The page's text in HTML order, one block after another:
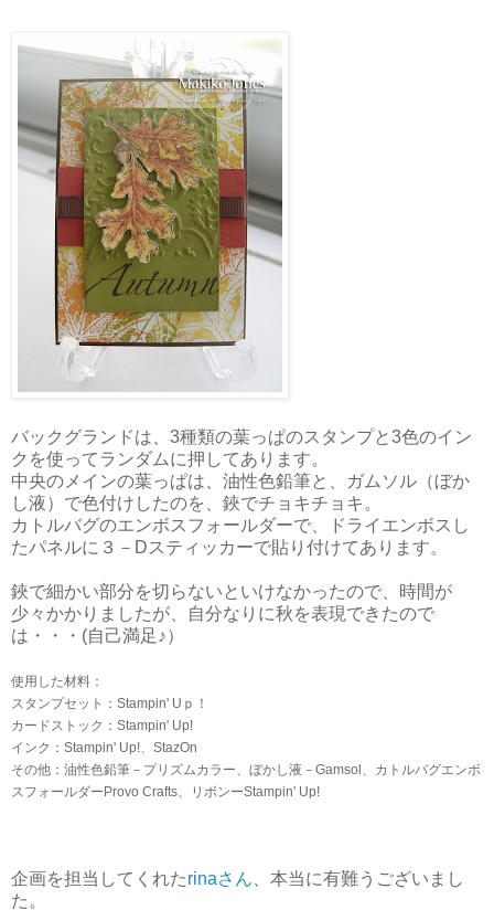
バックグランドは、3種類の葉っぱのスタンプと3色のイン
クを使ってランダムに押してあります。
中央のメインの葉っぱは、油性色鉛筆と、ガムソル（ぼか
し液）で色付けしたのを、鋏でチョキチョキ。
カトルバグのエンボスフォールダーで、ドライエンボスし
たパネルに３－Dスティッカーで貼り付けてあります。
鋏で細かい部分を切らないといけなかったので、時間が
少々かかりましたが、自分なりに秋を表現できたので
は・・・(自己満足♪）
使用した材料：
スタンプセット：Stampin' Uｐ！
カードストック：Stampin' Up!
インク：Stampin' Up!、StazOn
その他：油性色鉛筆－プリズムカラー、ぼかし液－Gamsol、カトルバグエンボ
スフォールダーProvo Crafts、リボンーStampin' Up!
企画を担当してくれたrinaさん 、本当に有難うございまし
た。